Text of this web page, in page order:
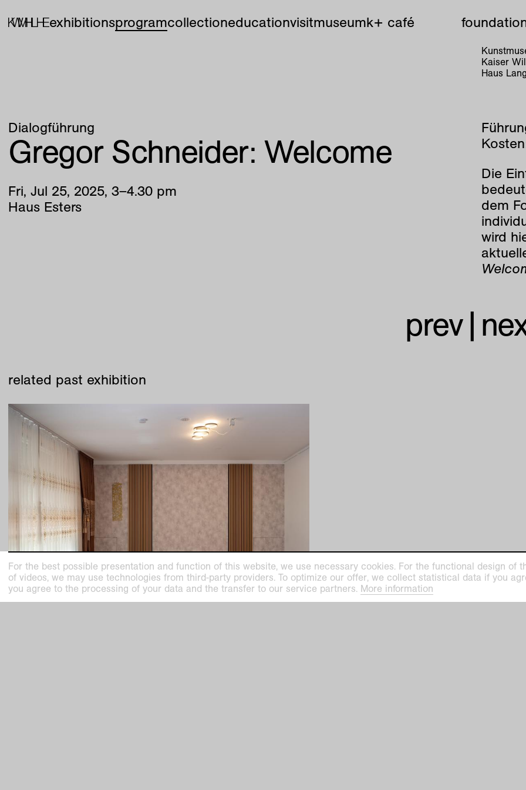
exhibitionsprogramcollectioneducationvisitmuseumk+ café
Kaiser
Haus
Dialogführung
Gregor Schneider: Welcome
Fri, Jul 25, 2025, 3–4.30 pm
Haus Esters
Die
dem
wird
prev|
related past exhibition
For the best possible presentation and function of this website, we use necessary cookies. For the functional design of
of videos, we may use technologies from third-party providers. To optimize our offer, we collect statistical data if you
you agree to the processing of your data and the transfer to our service partners. More information